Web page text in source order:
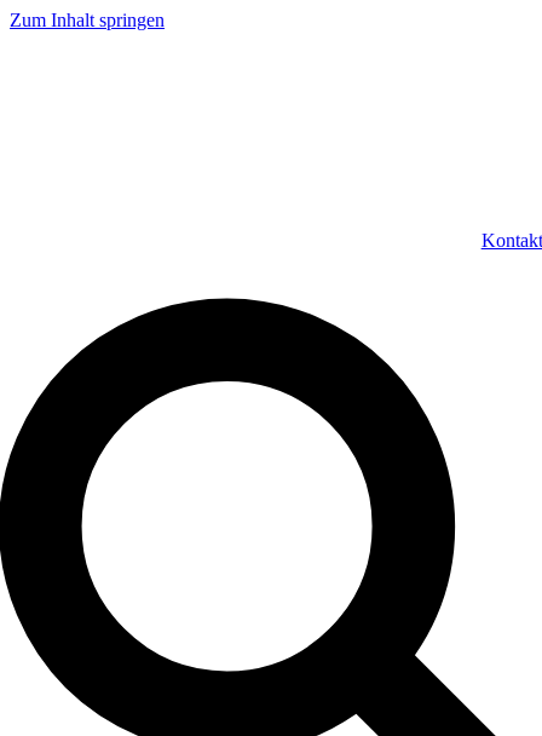
Zum Inhalt springen
Kontakt